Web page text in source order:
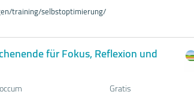
training/selbstoptimierung/
für Fokus, Reflexion und
Gratis